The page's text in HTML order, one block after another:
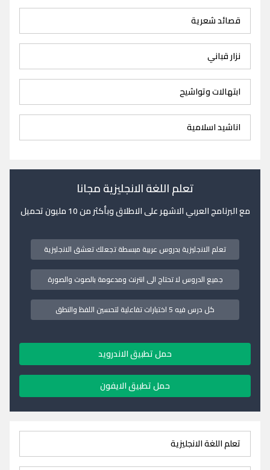
قصائد شعرية
نزار قباني
ابتهالات وتواشيح
اناشيد اسلامية
تعلم اللغة الانجليزية مجانا
مع البرنامج العربي الاشهر على الاطلاق وبأكثر من 10 مليون تحميل
تعلم الانجليزية بدروس عربية مبسطة تجعلك تعشق الانجليزية
جميع الدروس لا تحتاج الى انترنت ومدعومة بالصوت والصورة
كل درس فيه 5 اختبارات تفاعلية لتحسين اللفظ والنطق
حمل تطبيق الاندرويد
حمل تطبيق الايفون
تعلم اللغة الانجليزية